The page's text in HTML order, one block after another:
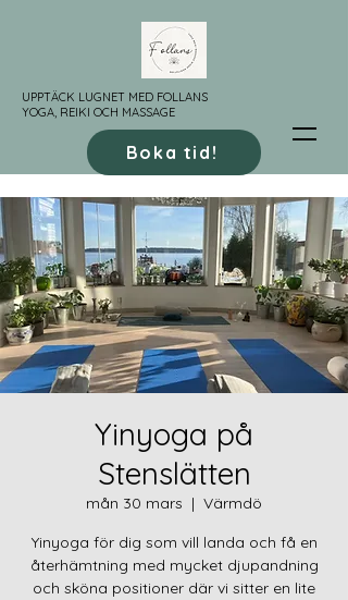
UPPTÄCK LUGNET MED FOLLANS
YOGA, REIKI OCH MASSAGE
Boka tid!
Yinyoga på
Stenslätten
mån 30 mars
  |
Värmdö
Yinyoga för dig som vill landa och få en
återhämtning med mycket djupandning
och sköna positioner där vi sitter en lite